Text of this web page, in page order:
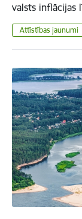
valsts inflācijas
Attīstības jaunumi